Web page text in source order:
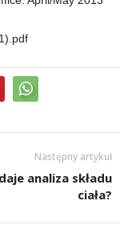
Następny artykuł
analiza składu
ciała?